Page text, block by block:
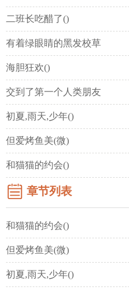
二班长吃醋了()
有着绿眼睛的黑发校草
海胆狂欢()
交到了第一个人类朋友
初夏,雨天,少年()
但爱烤鱼美(微)
和猫猫的约会()
章节列表
和猫猫的约会()
但爱烤鱼美(微)
初夏,雨天,少年()